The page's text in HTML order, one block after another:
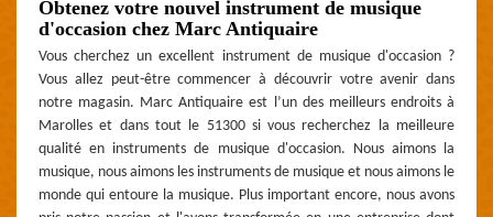
Obtenez votre nouvel instrument de musique
d'occasion chez Marc Antiquaire
Vous cherchez un excellent instrument de musique d'occasion ?
Vous allez peut-être commencer à découvrir votre avenir dans
notre magasin. Marc Antiquaire est l’un des meilleurs endroits à
Marolles et dans tout le 51300 si vous recherchez la meilleure
qualité en instruments de musique d'occasion. Nous aimons la
musique, nous aimons les instruments de musique et nous aimons le
monde qui entoure la musique. Plus important encore, nous avons